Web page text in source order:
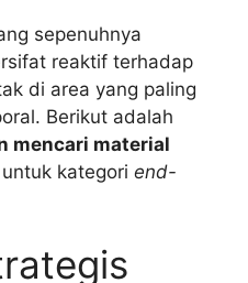
sepenuhnya
reaktif terhadap
di area yang paling
Berikut adalah
mencari material
untuk kategori end-